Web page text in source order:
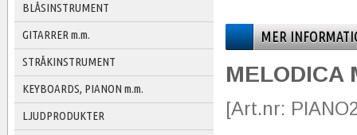
BLÅSINSTRUMENT
GITARRER m.m.
STRÅKINSTRUMENT
KEYBOARDS, PIANON m.m.
LJUDPRODUKTER
MER
MELODICA
[Art.nr: